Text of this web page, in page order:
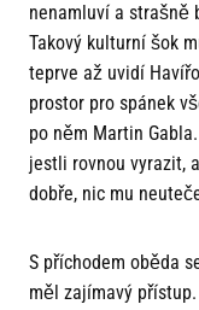
nenamluví a strašně
Takový kulturní šok
teprve až uvidí
prostor pro spánek
po něm Martin
jestli rovnou vyrazit,
dobře, nic mu
S příchodem oběda
měl zajímavý